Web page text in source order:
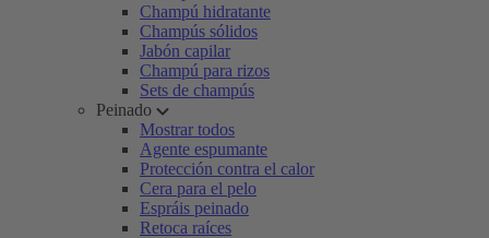
Champú hidratante
Champús sólidos
Jabón capilar
Champú para rizos
Sets de champús
Peinado
Mostrar todos
Agente espumante
Protección contra el calor
Cera para el pelo
Espráis peinado
Retoca raíces